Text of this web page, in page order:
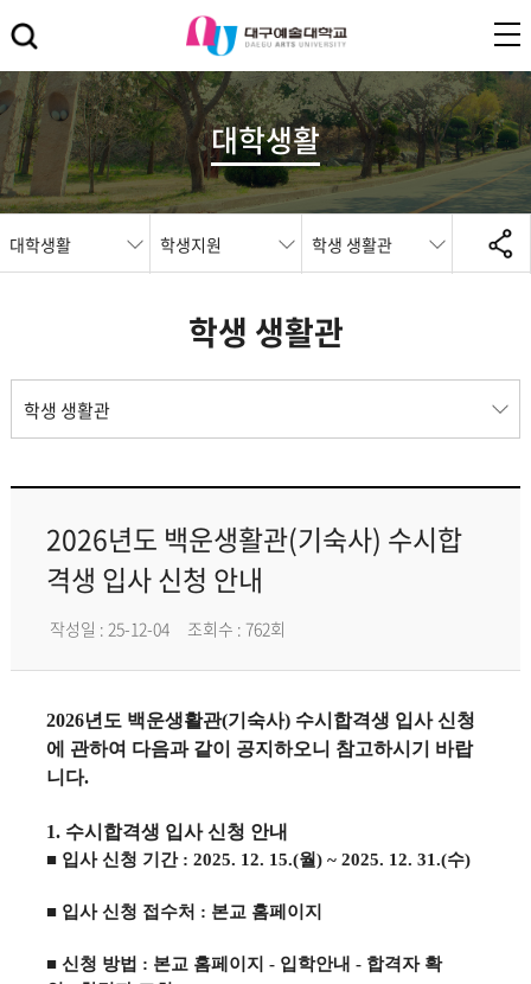
대학생활
대학생활 학생지원 학생 생활관
학생 생활관
학생 생활관
2026년도 백운생활관(기숙사) 수시합
격생 입사 신청 안내
작성일 : 25-12-04 조회수 : 762회
2026년도 백운생활관(기숙사) 수시합격생 입사 신청
에 관하여 다음과 같이 공지하오니 참고하시기 바랍
니다.
1. 수시합격생 입사 신청 안내
■ 입사 신청 기간 : 2025. 12. 15.(월) ~ 2025. 12. 31.(수)
■ 입사 신청 접수처 : 본교 홈페이지
■ 신청 방법 : 본교 홈페이지 - 입학안내 - 합격자 확